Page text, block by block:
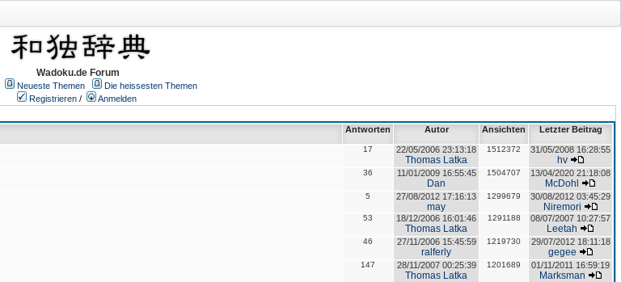
Wadoku.de Forum
Neueste Themen
Die heissesten Themen
Registrieren /
Anmelden
Antworten Autor Ansichten Letzter Beitrag
17 22/05/2006 23:13:18
Thomas Latka
1512372 31/05/2008 16:28:55
hv
36 11/01/2009 16:55:45
Dan
1504707 13/04/2020 21:18:08
McDohl
5 27/08/2012 17:16:13
may
1299679 30/08/2012 03:45:29
Niremori
53 18/12/2006 16:01:46
Thomas Latka
1291188 08/07/2007 10:27:57
Leetah
46 27/11/2006 15:45:59
ralferly
1219730 29/07/2012 18:11:18
gegee
147 28/11/2007 00:25:39
Thomas Latka
1201689 01/11/2011 16:59:19
Marksman